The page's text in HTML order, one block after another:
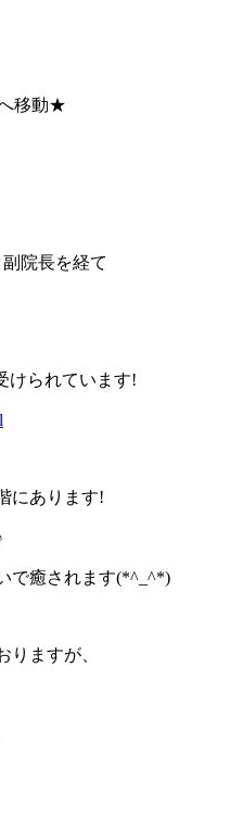
移動★
院長を経て
けられています!
にあります!
で癒されます(*^_^*)
ますが、